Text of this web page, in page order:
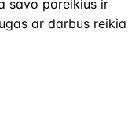
savo poreikius ir
ar darbus reikia